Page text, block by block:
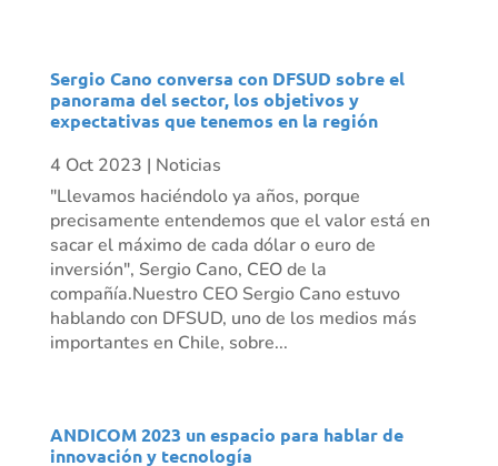
Sergio Cano conversa con DFSUD sobre el
panorama del sector, los objetivos y
expectativas que tenemos en la región
4 Oct 2023 | Noticias
"Llevamos haciéndolo ya años, porque
precisamente entendemos que el valor está en
sacar el máximo de cada dólar o euro de
inversión", Sergio Cano, CEO de la
compañía.Nuestro CEO Sergio Cano estuvo
hablando con DFSUD, uno de los medios más
importantes en Chile, sobre...
ANDICOM 2023 un espacio para hablar de
innovación y tecnología